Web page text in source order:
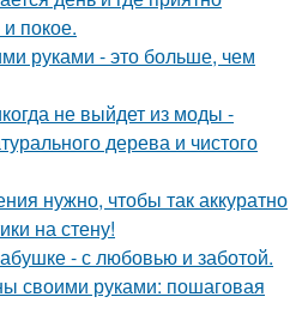
покое.
руками - это больше, чем
не выйдет из моды -
дерева и чистого
нужно, чтобы так аккуратно
на стену!
- с любовью и заботой.
своими руками: пошаговая